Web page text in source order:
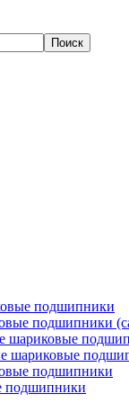
Поиск
подшипники
подшипники
шариковые
шариковые
подшипники
подшипники